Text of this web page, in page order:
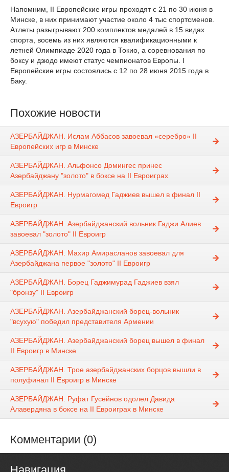
Напомним, II Европейские игры проходят с 21 по 30 июня в
Минске, в них принимают участие около 4 тыс спортсменов.
Атлеты разыгрывают 200 комплектов медалей в 15 видах
спорта, восемь из них являются квалификационными к
летней Олимпиаде 2020 года в Токио, а соревнования по
боксу и дзюдо имеют статус чемпионатов Европы. I
Европейские игры состоялись с 12 по 28 июня 2015 года в
Баку.
Похожие новости
АЗЕРБАЙДЖАН. Ислам Аббасов завоевал «серебро» II
Европейских игр в Минске
АЗЕРБАЙДЖАН. Альфонсо Домингес принес
Азербайджану "золото" в боксе на II Евроиграх
АЗЕРБАЙДЖАН. Нурмагомед Гаджиев вышел в финал II
Евроигр
АЗЕРБАЙДЖАН. Азербайджанский вольник Гаджи Алиев
завоевал "золото" II Евроигр
АЗЕРБАЙДЖАН. Махир Амирасланов завоевал для
Азербайджана первое "золото" II Евроигр
АЗЕРБАЙДЖАН. Борец Гаджимурад Гаджиев взял
"бронзу" II Евроигр
АЗЕРБАЙДЖАН. Азербайджанский борец-вольник
"всухую" победил представителя Армении
АЗЕРБАЙДЖАН. Азербайджанский борец вышел в финал
II Евроигр в Минске
АЗЕРБАЙДЖАН. Трое азербайджанских борцов вышли в
полуфинал II Евроигр в Минске
АЗЕРБАЙДЖАН. Руфат Гусейнов одолел Давида
Алавердяна в боксе на II Евроиграх в Минске
Комментарии (0)